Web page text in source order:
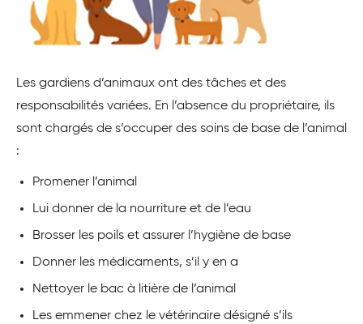
Les gardiens d’animaux ont des tâches et des
responsabilités variées. En l’absence du propriétaire, ils
sont chargés de s’occuper des soins de base de l’animal
:
Promener l’animal
Lui donner de la nourriture et de l’eau
Brosser les poils et assurer l’hygiène de base
Donner les médicaments, s’il y en a
Nettoyer le bac à litière de l’animal
Les emmener chez le vétérinaire désigné s’ils